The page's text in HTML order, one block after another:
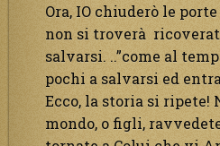
Ora, IO chiuderò le
non si troverà
salvarsi. ..”come al
pochi a salvarsi ed
Ecco, la storia si ripete!
mondo, o figli,